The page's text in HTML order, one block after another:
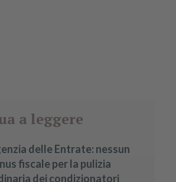
a leggere
delle Entrate: nessun
fiscale per la pulizia
dei condizionatori